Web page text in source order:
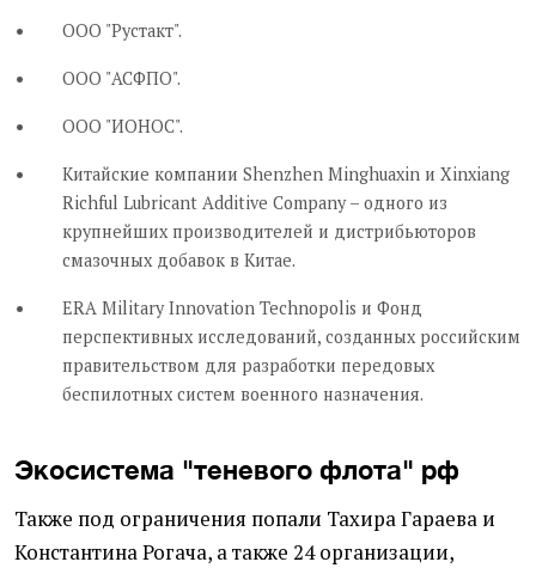
ООО "Рустакт".
ООО "АСФПО".
ООО "ИОНОС".
Китайские компании Shenzhen Minghuaxin и Xinxiang
Richful Lubricant Additive Company – одного из
крупнейших производителей и дистрибьюторов
смазочных добавок в Китае.
ERA Military Innovation Technopolis и Фонд
перспективных исследований, созданных российским
правительством для разработки передовых
беспилотных систем военного назначения.
Экосистема "теневого флота" рф
Также под ограничения попали Тахира Гараева и
Константина Рогача, а также 24 организации,